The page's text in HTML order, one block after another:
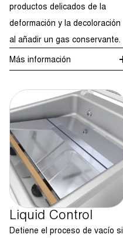
productos delicados de la
deformación y la decoloración
al añadir un gas conservante.
Más información
Liquid Control
Detiene el proceso de vacío si